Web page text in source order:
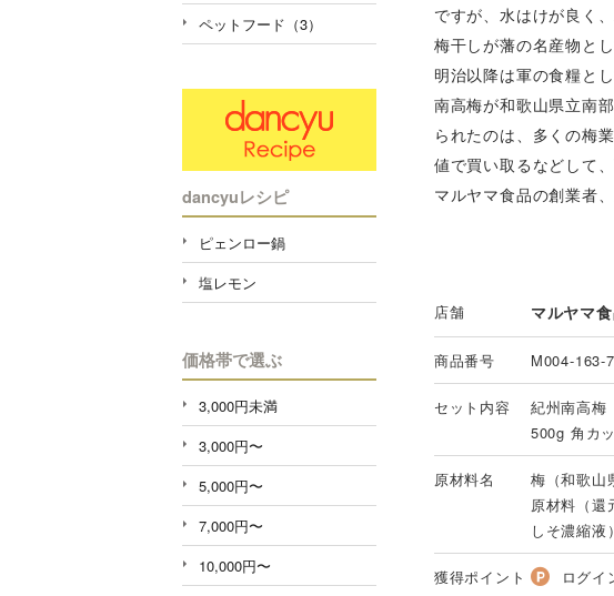
ですが、水はけが良く
梅干しが藩の名産物と
明治以降は軍の食糧と
南高梅が和歌山県立南
られたのは、多くの梅
値で買い取るなどして
マルヤマ食品の創業者
店舗 マルヤマ
商品番号 M004-163-
セット内容
紀州南高梅
500g 角カ
原材料名
梅（和歌山
原材料（還
しそ濃縮液）
獲得ポイント ログイ
ペットフード（3）
dancyuレシピ
ピェンロー鍋
塩レモン
価格帯で選ぶ
3,000円未満
3,000円〜
5,000円〜
7,000円〜
10,000円〜